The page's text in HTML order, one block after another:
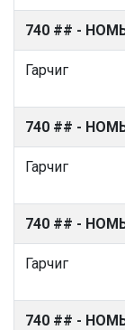
740 ## -
Гарчиг
740 ## -
Гарчиг
740 ## -
Гарчиг
740 ## -